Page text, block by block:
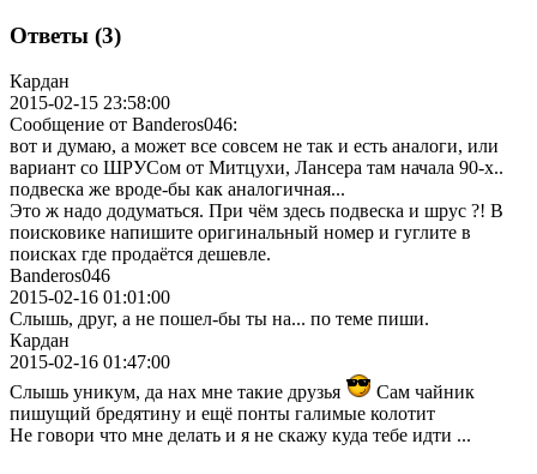
Ответы (3)
Кардан
2015-02-15 23:58:00
Сообщение от Banderos046:
вот и думаю, а может все совсем не так и есть аналоги, или
вариант со ШРУСом от Митцухи, Лансера там начала 90-х..
подвеска же вроде-бы как аналогичная...
Это ж надо додуматься. При чём здесь подвеска и шрус ?! В
поисковике напишите оригинальный номер и гуглите в
поисках где продаётся дешевле.
Banderos046
2015-02-16 01:01:00
Слышь, друг, а не пошел-бы ты на... по теме пиши.
Кардан
2015-02-16 01:47:00
Слышь уникум, да нах мне такие друзья
Сам чайник
пишущий бредятину и ещё понты галимые колотит
Не говори что мне делать и я не скажу куда тебе идти ...